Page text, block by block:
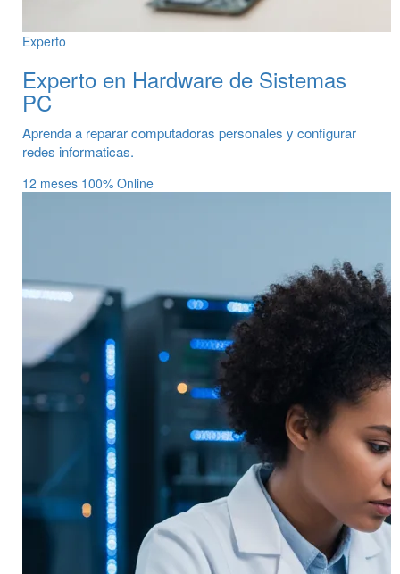
Experto
Experto en Hardware de Sistemas
PC
Aprenda a reparar computadoras personales y configurar
redes informaticas.
12 meses 100% Online